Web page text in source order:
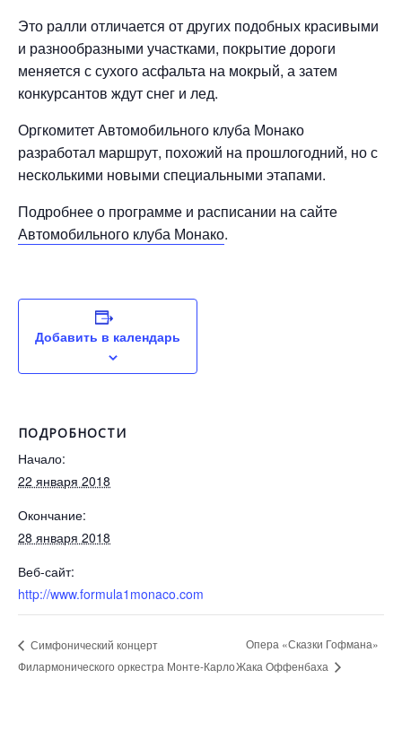
Это ралли отличается от других подобных красивыми
и разнообразными участками, покрытие дороги
меняется с сухого асфальта на мокрый, а затем
конкурсантов ждут снег и лед.
Оргкомитет Автомобильного клуба Монако
разработал маршрут, похожий на прошлогодний, но с
несколькими новыми специальными этапами.
Подробнее о программе и расписании на сайте
Автомобильного клуба Монако.
Добавить в календарь
ПОДРОБНОСТИ
Начало:
22 января 2018
Окончание:
28 января 2018
Веб-сайт:
http://www.formula1monaco.com
Симфонический концерт
Филармонического оркестра Монте-Карло
Опера «Сказки Гофмана»
Жака Оффенбаха